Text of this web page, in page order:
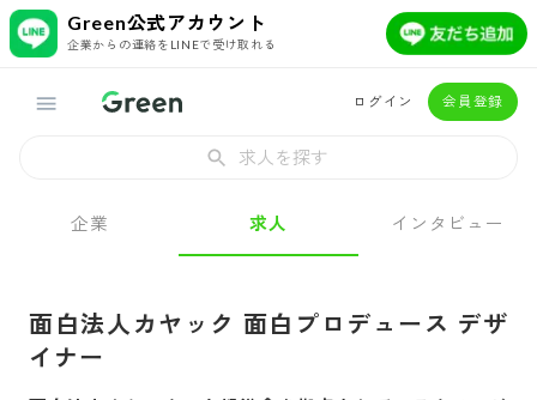
Green公式アカウント
企業からの連絡をLINEで受け取れる
ログイン 会員登録
求人を探す
企業 求人 インタビュー
面白法人カヤック 面白プロデュース デザ
イナー